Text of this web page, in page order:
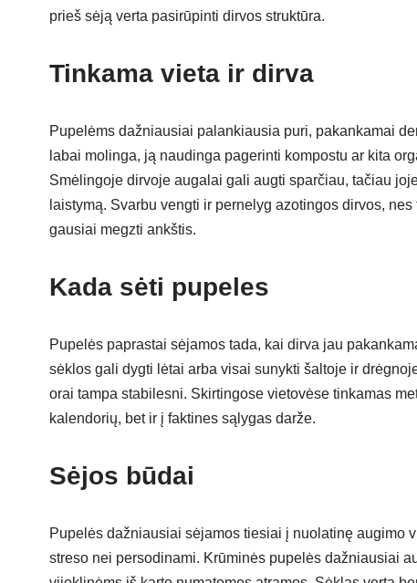
prieš sėją verta pasirūpinti dirvos struktūra.
Tinkama vieta ir dirva
Pupelėms dažniausiai palankiausia puri, pakankamai
labai molinga, ją naudinga pagerinti kompostu ar kita
Smėlingoje dirvoje augalai gali augti sparčiau, tačiau
laistymą. Svarbu vengti ir pernelyg azotingos dirvos,
gausiai megzti ankštis.
Kada sėti pupeles
Pupelės paprastai sėjamos tada, kai dirva jau
sėklos gali dygti lėtai arba visai sunykti šaltoje ir
orai tampa stabilesni. Skirtingose vietovėse tinkamas
kalendorių, bet ir į faktines sąlygas darže.
Sėjos būdai
Pupelės dažniausiai sėjamos tiesiai į nuolatinę augimo
streso nei persodinami. Krūminės pupelės dažniausiai